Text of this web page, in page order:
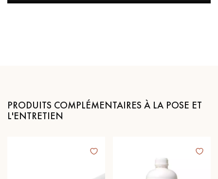
PRODUITS COMPLÉMENTAIRES À LA POSE ET
L'ENTRETIEN